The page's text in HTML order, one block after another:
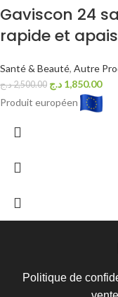
Gaviscon 24
rapide et
Santé & Beauté, Autre
2,500.00د.ج 1,850.00 د.ج
Produit européen
Politique de